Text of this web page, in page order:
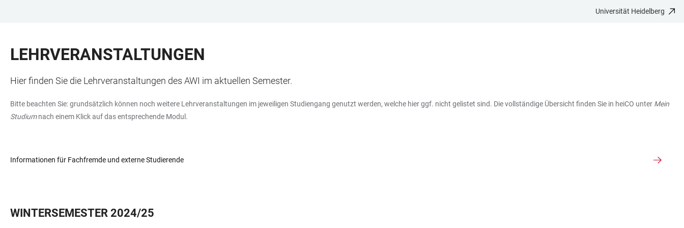
BARRIEREFREIHEIT
Universität Heidelberg
LEHRVERANSTALTUNGEN
Hier finden Sie die Lehrveranstaltungen des AWI im aktuellen Semester.
Bitte beachten Sie: grundsätzlich können noch weitere Lehrveranstaltungen im jeweiligen Studiengang genutzt werden, welche hier ggf. nicht gelistet sind. Die vollständige Übersicht finden Sie in heiCO unter Mein
Studiumnach einem Klick auf das entsprechende Modul.
Informationen für Fachfremde und externe Studierende
WINTERSEMESTER 2024/25